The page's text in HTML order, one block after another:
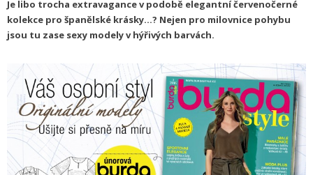
Je libo trocha extravagance v podobě elegantní červenočerné
kolekce pro španělské krásky...? Nejen pro milovnice pohybu
jsou tu zase sexy modely v hýřivých barvách.